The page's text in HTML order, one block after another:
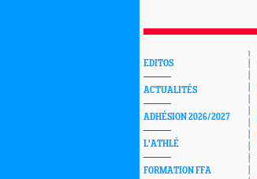
EDITOS
ACTUALITÉS
ADHÉSION 2026/2027
L'ATHLÉ
FORMATION FFA